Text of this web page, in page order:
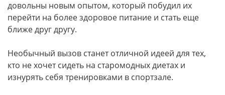
довольны новым опытом, который побудил их
перейти на более здоровое питание и стать еще
ближе друг другу.
Необычный вызов станет отличной идеей для тех,
кто не хочет сидеть на старомодных диетах и
изнурять себя тренировками в спортзале.